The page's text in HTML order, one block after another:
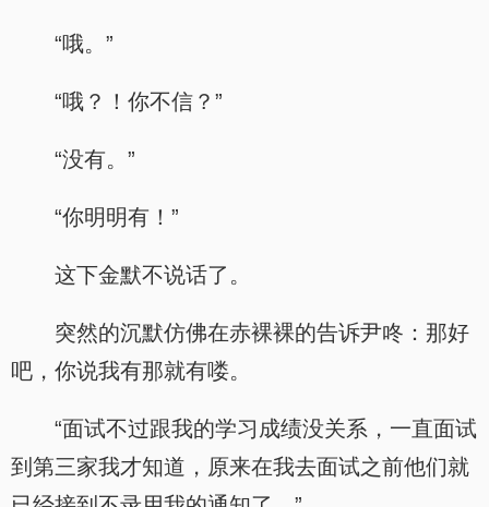
“哦。”
“哦？！你不信？”
“没有。”
“你明明有！”
这下金默不说话了。
突然的沉默仿佛在赤裸裸的告诉尹咚：那好
吧，你说我有那就有喽。
“面试不过跟我的学习成绩没关系，一直面试
到第三家我才知道，原来在我去面试之前他们就